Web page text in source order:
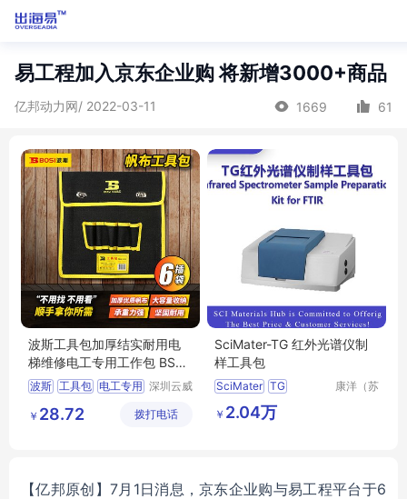
易工程加入京东企业购 将新增3000+商品
亿邦动力网/ 2022-03-11 1669 61
波斯工具包加厚结实耐用电
梯维修电工专用工作包 BS52
5314
波斯 工具包 电工专用 深圳云威
有限公司
￥ 28.72 拨打电话
SciMater-TG 红外光谱仪制
样工具包
SciMater TG
红外光谱仪制样工具包
康洋（苏
￥ 2.04万
【亿邦原创】7月1日消息，京东企业购与易工程平台于6